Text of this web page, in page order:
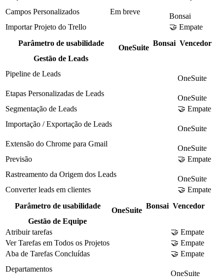
Campos Personalizados
Em breve
Bonsai
Importar Projeto do Trello
🤝 Empate
Parâmetro de usabilidade
OneSuite
Bonsai Vencedor
Gestão de Leads
Pipeline de Leads
OneSuite
Etapas Personalizadas de Leads
OneSuite
Segmentação de Leads
🤝 Empate
Importação / Exportação de Leads
OneSuite
Extensão do Chrome para Gmail
OneSuite
Previsão
🤝 Empate
Rastreamento da Origem dos Leads
OneSuite
Converter leads em clientes
🤝 Empate
Parâmetro de usabilidade
OneSuite
Bonsai Vencedor
Gestão de Equipe
Atribuir tarefas
🤝 Empate
Ver Tarefas em Todos os Projetos
🤝 Empate
Aba de Tarefas Concluídas
🤝 Empate
Departamentos
OneSuite